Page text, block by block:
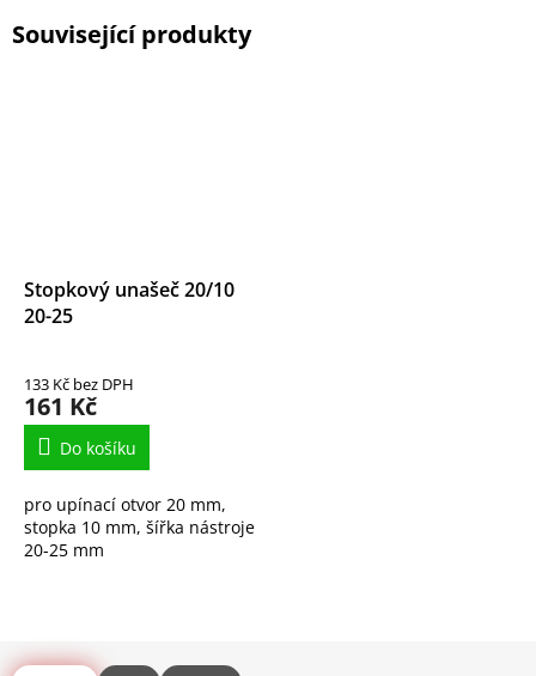
Související produkty
Stopkový unašeč 20/10
20-25
133 Kč bez DPH
161 Kč
Do košíku
pro upínací otvor 20 mm,
stopka 10 mm, šířka nástroje
20-25 mm